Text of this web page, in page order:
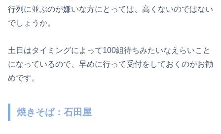
行列に並ぶのが嫌いな方にとっては、高くないのではない
でしょうか。
土日はタイミングによって100組待ちみたいなえらいこと
になっているので、早めに行って受付をしておくのがお勧
めです。
焼きそば：石田屋